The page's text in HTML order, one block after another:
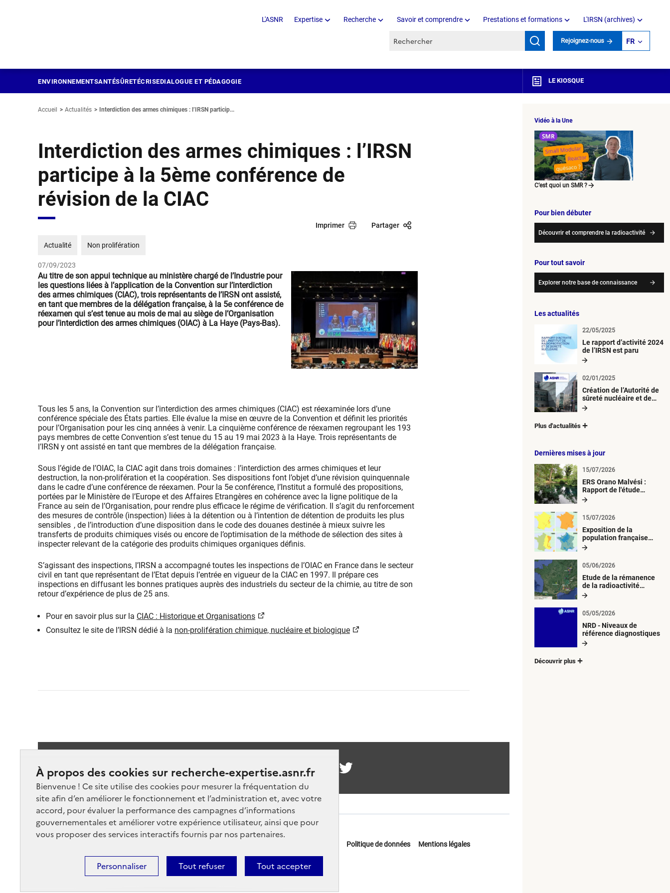
À propos des cookies sur recherche-expertise.asnr.fr
Bienvenue ! Ce site utilise des cookies pour mesurer la fréquentation du
site afin d’en améliorer le fonctionnement et l’administration et, avec votre
accord, pour évaluer la performance des campagnes d’informations
gouvernementales et améliorer votre expérience utilisateur, ainsi que pour
vous proposer des services interactifs fournis par nos partenaires.
Tout accepter
Tout refuser
Personnaliser
L'ASNR Expertise Recherche Savoir et comprendre Prestations et formations L'IRSN (archives)
Recherche par mots clés Rejoignez-nous FR
ENVIRONNEMENTSANTÉSÛRETÉCRISEDIALOGUE ET PÉDAGOGIE LE KIOSQUE
Accueil Actualités Interdiction des armes chimiques : l’IRSN particip...
Interdiction des armes chimiques : l’IRSN
participe à la 5ème conférence de
révision de la CIAC
Imprimer Partager
Actualité Non prolifération
07/09/2023
Au titre de son appui technique au ministère chargé de l’Industrie pour
les questions liées à l’application de la Convention sur l’interdiction
des armes chimiques (CIAC), trois représentants de l’IRSN ont assisté,
en tant que membres de la délégation française, à la 5e conférence de
réexamen qui s’est tenue au mois de mai au siège de l’Organisation
pour l’interdiction des armes chimiques (OIAC) à La Haye (Pays-Bas).
Tous les 5 ans, la Convention sur l’interdiction des armes chimiques (CIAC) est réexaminée lors d’une
conférence spéciale des États parties. Elle évalue la mise en œuvre de la Convention et définit les priorités
pour l’Organisation pour les cinq années à venir. La cinquième conférence de réexamen regroupant les 193
pays membres de cette Convention s’est tenue du 15 au 19 mai 2023 à la Haye. Trois représentants de
l’IRSN y ont assisté en tant que membres de la délégation française.
Sous l’égide de l’OIAC, la CIAC agit dans trois domaines : l’interdiction des armes chimiques et leur
destruction, la non-prolifération et la coopération. Ses dispositions font l’objet d’une révision quinquennale
dans le cadre d’une conférence de réexamen. Pour la 5e conférence, l’Institut a formulé des propositions,
portées par le Ministère de l’Europe et des Affaires Etrangères en cohérence avec la ligne politique de la
France au sein de l’Organisation, pour rendre plus efficace le régime de vérification. Il s’agit du renforcement
des mesures de contrôle (inspection) liées à la détention ou à l’intention de détention de produits les plus
sensibles , de l’introduction d’une disposition dans le code des douanes destinée à mieux suivre les
transferts de produits chimiques visés ou encore de l’optimisation de la méthode de sélection des sites à
inspecter relevant de la catégorie des produits chimiques organiques définis.
S’agissant des inspections, l’IRSN a accompagné toutes les inspections de l’OIAC en France dans le secteur
civil en tant que représentant de l’Etat depuis l’entrée en vigueur de la CIAC en 1997. Il prépare ces
inspections en diffusant les bonnes pratiques auprès des industriels du secteur de la chimie, au titre de son
retour d’expérience de plus de 25 ans.
Pour en savoir plus sur la CIAC : Historique et Organisations
Consultez le site de l’IRSN dédié à la non-prolifération chimique, nucléaire et biologique
Vidéo à la Une
C’est quoi un SMR ?
Pour bien débuter
Découvrir et comprendre la radioactivité
Pour tout savoir
Explorer notre base de connaissance
Les actualités
Le rapport d’activité 2024
de l’IRSN est paru
22/05/2025
Création de l’Autorité de
sûreté nucléaire et de
radioprotection (ASNR)
02/01/2025
Plus d'actualités
Dernières mises à jour
ERS Orano Malvési :
Rapport de l'étude
radiologique du milieu
15/07/2026
Exposition de la
population française
métropolitaine aux
atmosphériques
radioactives depuis 1945
15/07/2026
Etude de la rémanence
de la radioactivité
d’origine artificielle
05/06/2026
NRD - Niveaux de
référence diagnostiques
05/05/2026
Découvrir plus
Suivez-nous
Politique de données Mentions légales
Plan du site Contactez-nous